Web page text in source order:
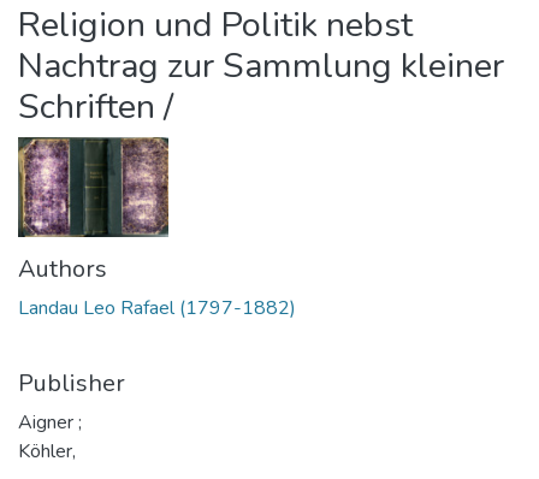
Statistics
About us
Religion und Politik nebst
Nachtrag zur Sammlung kleiner
Schriften /
Authors
Landau Leo Rafael (1797-1882)
Publisher
Aigner ;
Köhler,